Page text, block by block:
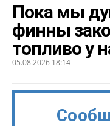
Пока мы
финны
топливо у
05.08.2026 18:14